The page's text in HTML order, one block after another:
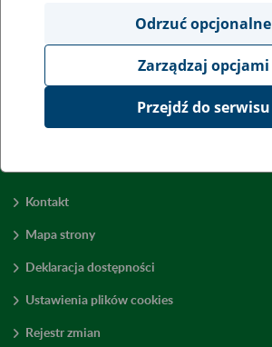
Wyświetl wszystkie
Kontakt
Mapa strony
Deklaracja dostępności
Ustawienia plików cookies
Rejestr zmian
Odrzuć opcjonalne
Zarządzaj opcjami
Przejdź do serwisu